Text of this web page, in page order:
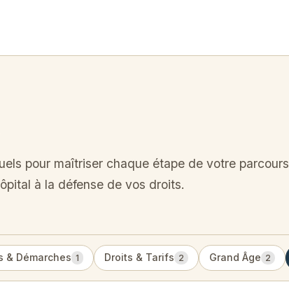
pour maîtriser chaque étape de votre parcours
à la défense de vos droits.
& Démarches 1 Droits & Tarifs 2 Grand Âge 2